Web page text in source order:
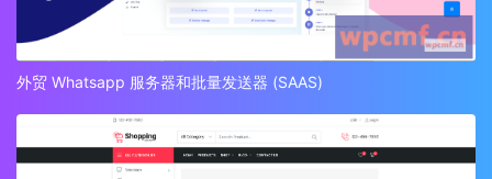
外贸 Whatsapp 服务器和批量发送器 (SAAS)